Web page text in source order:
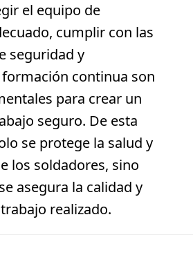
el equipo de
cumplir con las
seguridad y
continua son
para crear un
seguro. De esta
se protege la salud y
los soldadores, sino
asegura la calidad y
realizado.